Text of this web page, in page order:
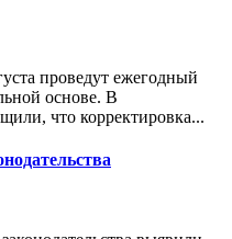
проведут ежегодный
основе. В
что корректировка...